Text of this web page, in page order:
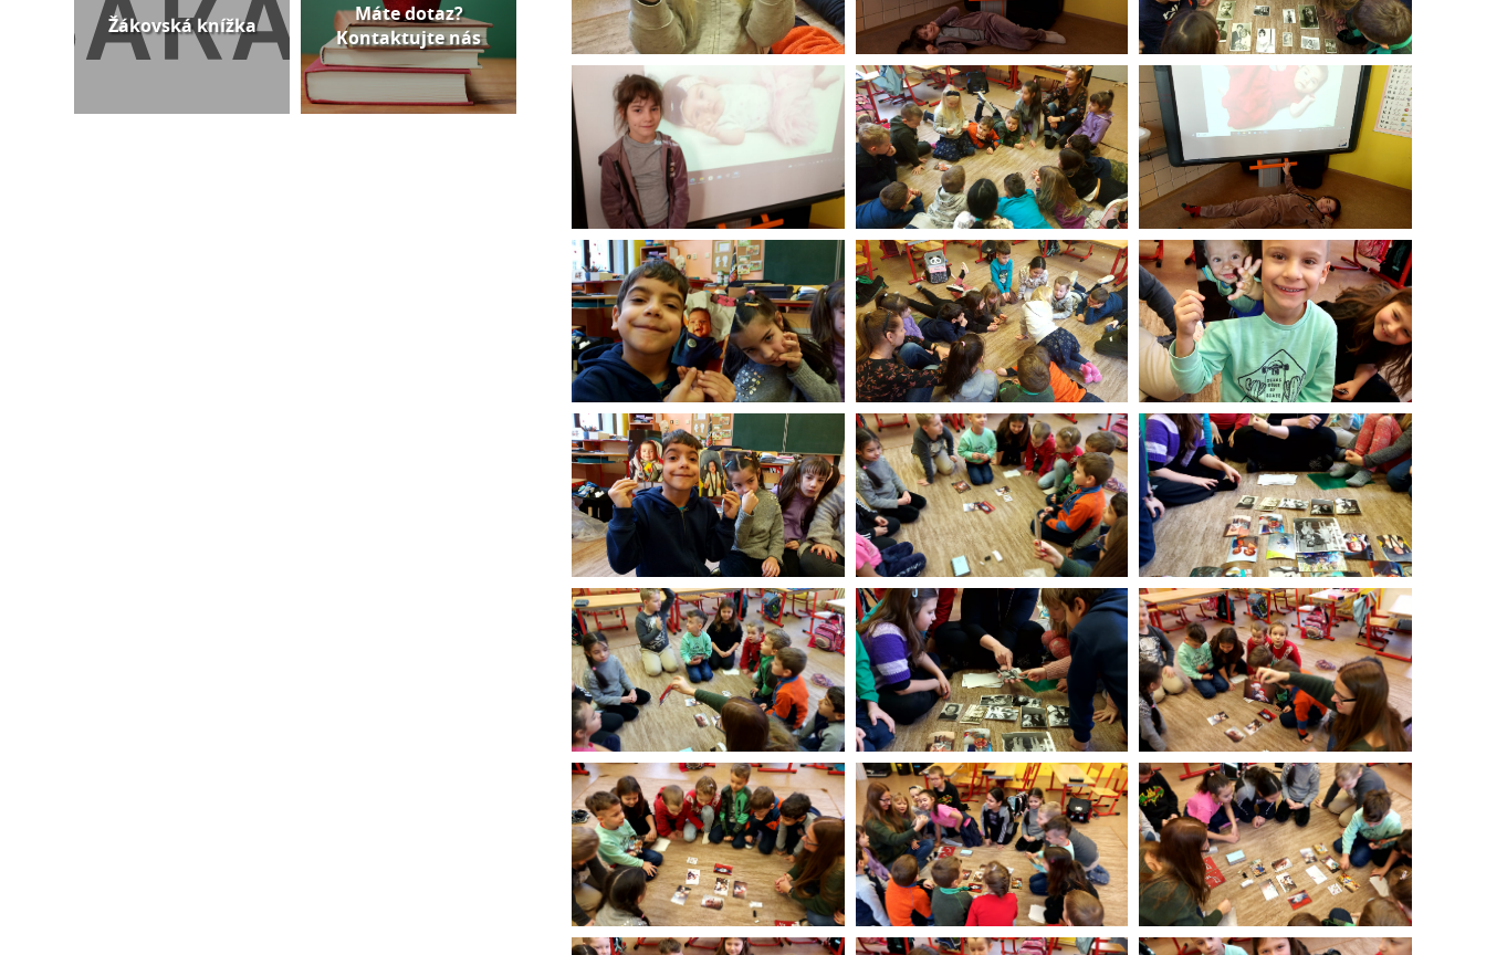
Žákovská knížka
Máte dotaz?
Kontaktujte nás